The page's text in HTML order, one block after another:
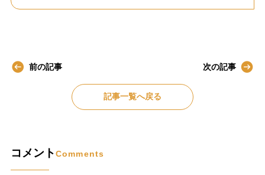
前の記事
記事一覧へ戻る
次の記事
コメントComments